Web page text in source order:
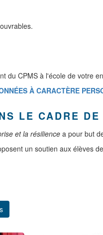
du CPMS à l'école de votre
À CARACTÈRE
LE CADRE
et la résilience a pour but
un soutien aux élèves